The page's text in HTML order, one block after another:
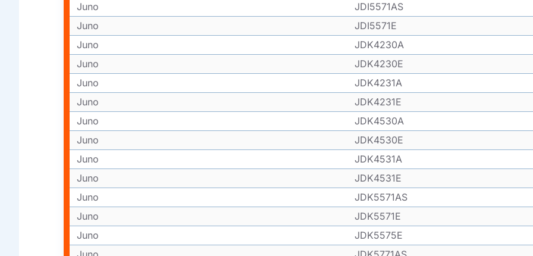
Juno
JDI5571AS
Juno
JDI5571E
Juno
JDK4230A
Juno
JDK4230E
Juno
JDK4231A
Juno
JDK4231E
Juno
JDK4530A
Juno
JDK4530E
Juno
JDK4531A
Juno
JDK4531E
Juno
JDK5571AS
Juno
JDK5571E
Juno
JDK5575E